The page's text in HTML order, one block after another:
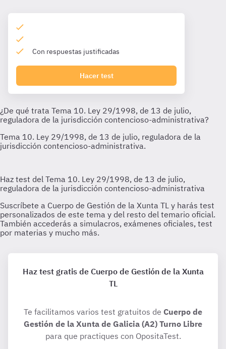
Con respuestas justificadas
Hacer test
Haz test gratis de Cuerpo de Gestión de la Xunta
TL
Te facilitamos varios test gratuitos de Cuerpo de
Gestión de la Xunta de Galicia (A2) Turno Libre
para que practiques con OpositaTest.